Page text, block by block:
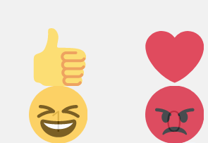
Палец
вверх!
1
Лайк!
0
Дикий
смех!
Агрессия!